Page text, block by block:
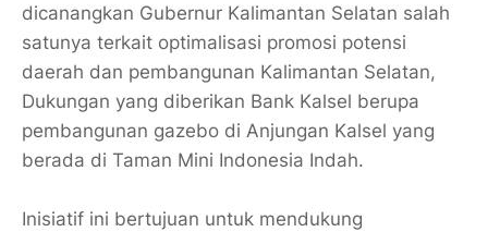
dicanangkan Gubernur Kalimantan Selatan salah
satunya terkait optimalisasi promosi potensi
daerah dan pembangunan Kalimantan Selatan,
Dukungan yang diberikan Bank Kalsel berupa
pembangunan gazebo di Anjungan Kalsel yang
berada di Taman Mini Indonesia Indah.
Inisiatif ini bertujuan untuk mendukung